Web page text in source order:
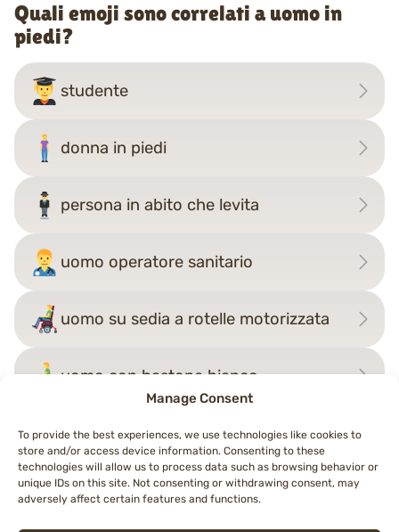
Manage Consent
To provide the best experiences, we use technologies like cookies to
store and/or access device information. Consenting to these
technologies will allow us to process data such as browsing behavior or
unique IDs on this site. Not consenting or withdrawing consent, may
adversely affect certain features and functions.
Quali emoji sono correlati a uomo in
piedi?
studente
donna in piedi
persona in abito che levita
uomo operatore sanitario
uomo su sedia a rotelle motorizzata
uomo con bastone bianco
Navigazione
articoli
←donna in piedipersona in piedi→